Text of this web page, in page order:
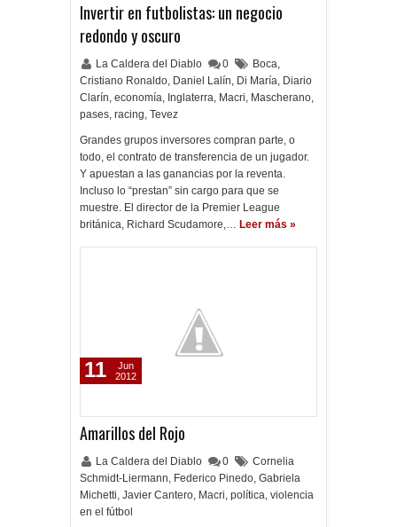
Invertir en futbolistas: un negocio
redondo y oscuro
La Caldera del Diablo 0 Boca,
Cristiano Ronaldo, Daniel Lalín, Di María, Diario
Clarín, economía, Inglaterra, Macri, Mascherano,
pases, racing, Tevez
Grandes grupos inversores compran parte, o
todo, el contrato de transferencia de un jugador.
Y apuestan a las ganancias por la reventa.
Incluso lo “prestan” sin cargo para que se
muestre. El director de la Premier League
británica, Richard Scudamore,… Leer más »
Amarillos del Rojo
La Caldera del Diablo 0
Cornelia
Schmidt-Liermann, Federico Pinedo, Gabriela
Michetti, Javier Cantero, Macri, política, violencia
en el fútbol
11
Jun
2012